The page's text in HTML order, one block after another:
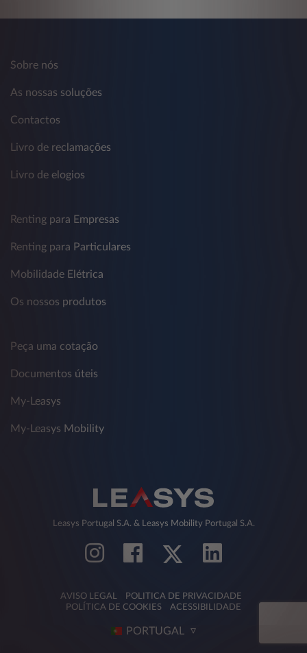
Sobre nós
As nossas soluções
Contactos
Livro de reclamações
Livro de elogios
Renting para Empresas
Renting para Particulares
Mobilidade Elétrica
Os nossos produtos
Peça uma cotação
Documentos úteis
My-Leasys
My-Leasys Mobility
Leasys Portugal S.A. & Leasys Mobility Portugal S.A.
AVISO LEGAL
POLITICA DE PRIVACIDADE
POLÍTICA DE COOKIES
ACESSIBILIDADE
PORTUGAL